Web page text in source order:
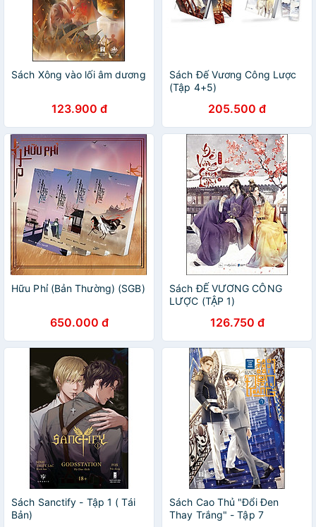
Sách Xông vào lối âm dương
123.900 đ
Sách Đế Vương Công Lược
(Tập 4+5)
205.500 đ
Hữu Phỉ (Bản Thường) (SGB)
650.000 đ
Sách ĐẾ VƯƠNG CÔNG
LƯỢC (TẬP 1)
126.750 đ
Sách Sanctify - Tập 1 ( Tái
Bản)
Sách Cao Thủ "Đổi Đen
Thay Trắng" - Tập 7